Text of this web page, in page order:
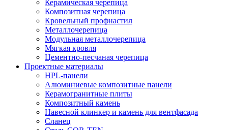
Керамическая черепица
Композитная черепица
Кровельный профнастил
Металлочерепица
Модульная металлочерепица
Мягкая кровля
Цементно-песчаная черепица
Проектные материалы
HPL-панели
Алюминиевые композитные панели
Керамогранитные плиты
Композитный камень
Навесной клинкер и камень для вентфасада
Сланец